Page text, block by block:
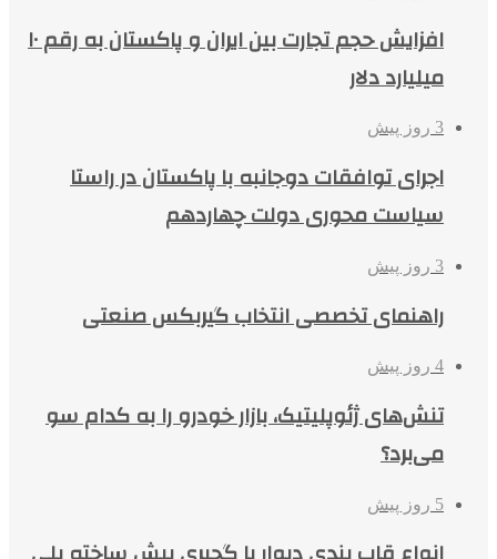
افزایش حجم تجارت بین ایران و پاکستان به رقم ۱۰
میلیارد دلار
3 روز پیش
اجرای توافقات دوجانبه با پاکستان در راستا
سیاست محوری دولت چهاردهم
3 روز پیش
راهنمای تخصصی انتخاب گیربکس صنعتی
4 روز پیش
تنش‌های ژئوپلیتیک، بازار خودرو را به کدام سو
می‌برد؟
5 روز پیش